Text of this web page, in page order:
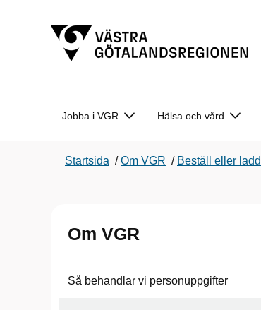
Jobba i VGR Hälsa och vård
Startsida /Om VGR / Beställ eller
Om VGR
Så behandlar vi personuppgifter